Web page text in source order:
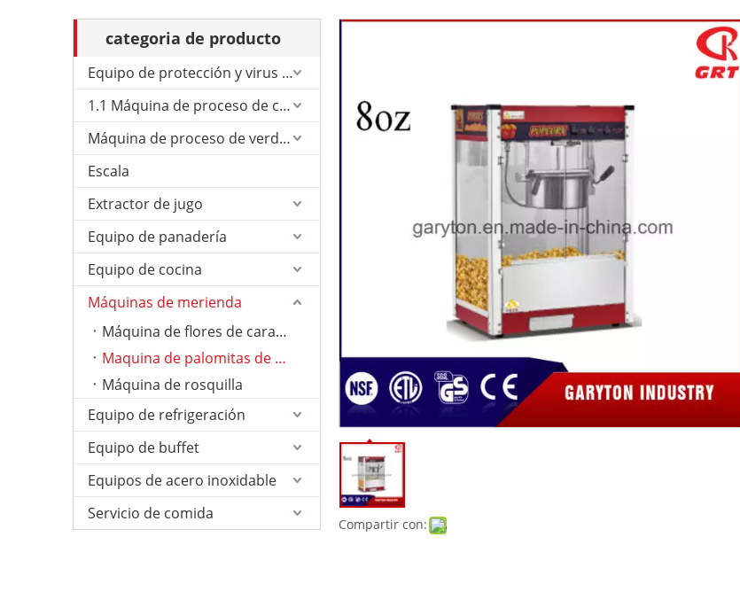
Equipos de acero inoxidable
Servicio de comida
categoria de producto
Equipo de protección y virus de Corona.
1.1 Máquina de proceso de carne
Máquina de proceso de verduras
Escala
Extractor de jugo
Equipo de panadería
Equipo de cocina
Máquinas de merienda
Máquina de flores de caramelo
Maquina de palomitas de maiz
Máquina de rosquilla
Equipo de refrigeración
Equipo de buffet
Equipos de acero inoxidable
Servicio de comida
Compartir con: